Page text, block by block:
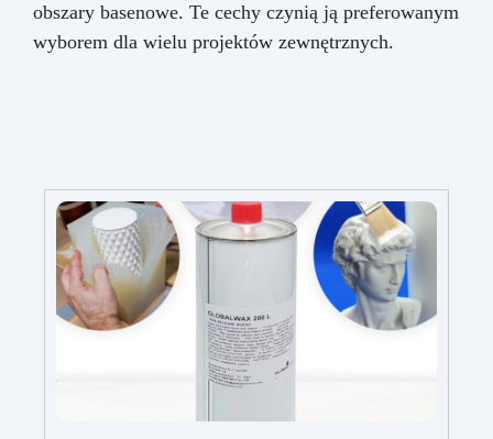
obszary basenowe. Te cechy czynią ją preferowanym
wyborem dla wielu projektów zewnętrznych.